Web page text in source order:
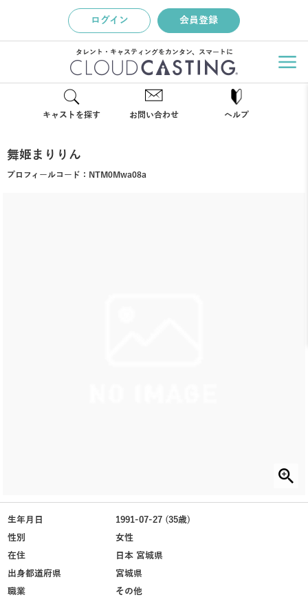
ログイン 会員登録
タレント・キャスティングをカンタン、スマートに
キャストを探す お問い合わせ ヘルプ
舞姫まりりん
プロフィールコード： NTM0Mwa08a
生年月日
1991-07-27 (35歳)
性別
女性
在住
日本 宮城県
出身都道府県
宮城県
職業
その他